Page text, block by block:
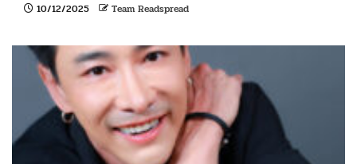
10/12/2025 Team Readspread